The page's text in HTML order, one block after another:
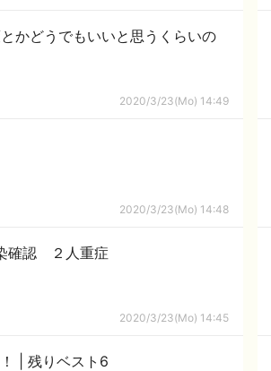
かどうでもいいと思うくらいの
2020/3/23(Mo) 14:49
2020/3/23(Mo) 14:48
確認 ２人重症
2020/3/23(Mo) 14:45
青森で新型コロナ感染者、初確認八戸で２人 | あと6県！ | 残りベスト6